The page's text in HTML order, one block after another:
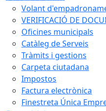
Volant
VERIFICACIÓ DE
Oficines municipals
Catàleg de Serveis
Tràmits i gestions
Carpeta ciutadana
Impostos
Factura electrònica
Finestreta Única